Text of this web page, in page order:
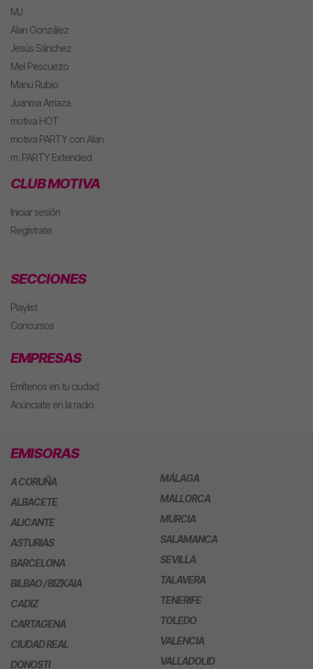
MJ
Alan González
Jesús Sánchez
Mel Pescuezo
Manu Rubio
Juanma Arriaza
motiva HOT
motiva PARTY con Alan
m. PARTY Extended
CLUB MOTIVA
Iniciar sesión
Regístrate
SECCIONES
Playlist
Concursos
EMPRESAS
Emítenos en tu ciudad
Anúnciate en la radio
EMISORAS
A CORUÑA
ALBACETE
ALICANTE
ASTURIAS
BARCELONA
BILBAO / BIZKAIA
CADIZ
CARTAGENA
CIUDAD REAL
DONOSTI
MÁLAGA
MALLORCA
MURCIA
SALAMANCA
SEVILLA
TALAVERA
TENERIFE
TOLEDO
VALENCIA
VALLADOLID